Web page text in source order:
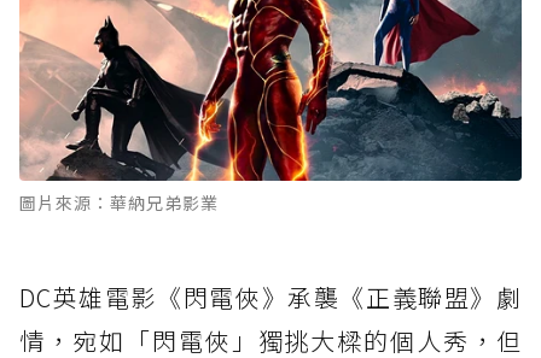
圖片來源：華納兄弟影業
DC英雄電影《閃電俠》承襲《正義聯盟》劇
情，宛如「閃電俠」獨挑大樑的個人秀，但